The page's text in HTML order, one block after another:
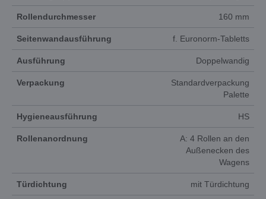
Rollendurchmesser 160 mm
Seitenwandausführung f. Euronorm-Tabletts
Ausführung Doppelwandig
Verpackung
Standardverpackung
Palette
Hygieneausführung HS
Rollenanordnung
A: 4 Rollen an den
Außenecken des
Wagens
Türdichtung mit Türdichtung